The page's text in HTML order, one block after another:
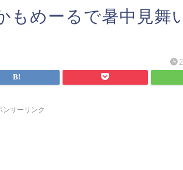
もめーるで暑中見舞
ンサーリンク